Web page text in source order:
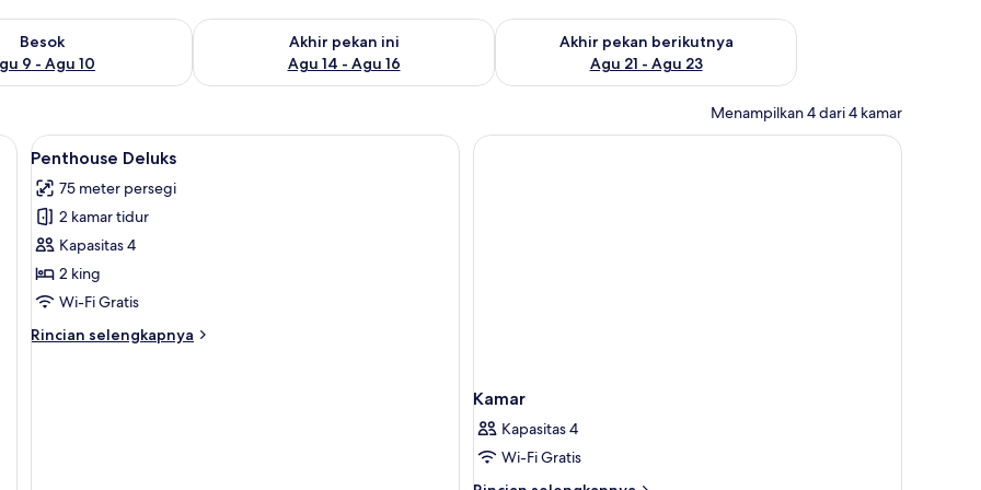
Besok
9 - Agu 10
untuk besok Agu 9 - Agu 10
Akhir pekan ini
Agu 14 - Agu 16
Periksa ketersediaan untuk akhir pekan ini Agu 14 - Agu 16
Akhir pekan berikutnya
Agu 21 - Agu 23
Periksa ketersediaan untuk akhir pekan berikutnya Agu 21 -
Menampilkan 4 dari 4 kamar
dan seprai linen
Lihat
semua
foto
untuk
Penthouse
Deluks
Penthouse Deluks | Minibar, Wi-Fi gratis, dan seprai linen
10
Penthouse Deluks
75 meter persegi
2 kamar tidur
Kapasitas 4
2 king
Wi-Fi Gratis
Rincian selengkapnya
Rincian
Kamar
Kapasitas 4
Wi-Fi Gratis